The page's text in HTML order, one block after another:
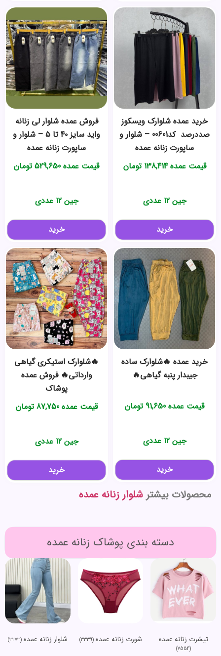
خرید عمده ️شلوارک ویسکوز
صددرصد ️ کد00601 – شلوار و
ساپورت زنانه عمده
قیمت عمده138,414 تومان
جین 12 عددی
خرید
فروش عمده شلوار لی زنانه
واید سایز ۴۰ تا ۵ – شلوار و
ساپورت زنانه عمده
قیمت عمده529,650 تومان
جین 12 عددی
خرید
خرید عمده 🔥شلوارک ساده
جیبدار پنبه گیاهی🔥
قیمت عمده91,650 تومان
جین 12 عددی
خرید
🔥شلوارک استیکری گیاهی
وارداتی🔥 فروش عمده
پوشاک
قیمت عمده87,750 تومان
جین 12 عددی
خرید
محصولات بیشتر شلوار زنانه عمده
دسته بندی پوشاک زنانه عمده
تیشرت زنانه عمده
(7554)
شورت زنانه عمده(3339) شلوار زنانه عمده(3273)